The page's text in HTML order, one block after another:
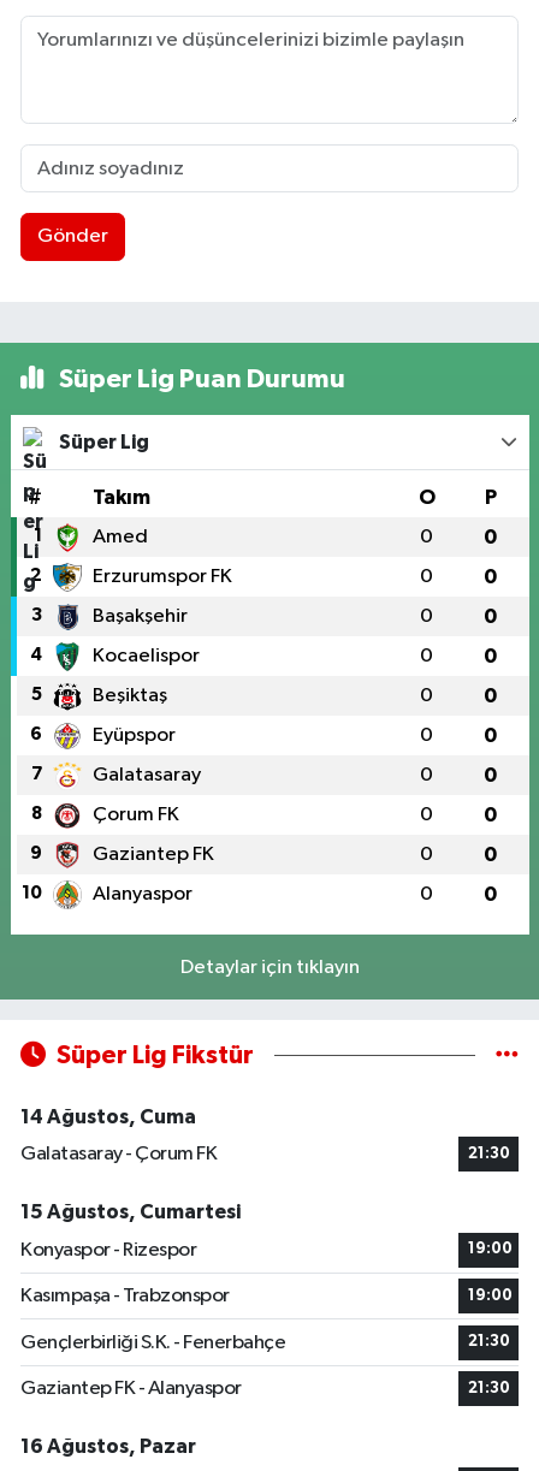
Gönder
Süper Lig Puan Durumu
Süper Lig
# Takım O P
1 Amed 0 0
2 Erzurumspor FK 0 0
3 Başakşehir 0 0
4 Kocaelispor 0 0
5 Beşiktaş 0 0
6 Eyüpspor 0 0
7 Galatasaray 0 0
8 Çorum FK 0 0
9 Gaziantep FK 0 0
10 Alanyaspor 0 0
Detaylar için tıklayın
Süper Lig Fikstür
14 Ağustos, Cuma
Galatasaray - Çorum FK
21:30
15 Ağustos, Cumartesi
Konyaspor - Rizespor
19:00
Kasımpaşa - Trabzonspor 19:00
Gençlerbirliği S.K. - Fenerbahçe 21:30
Gaziantep FK - Alanyaspor 21:30
16 Ağustos, Pazar